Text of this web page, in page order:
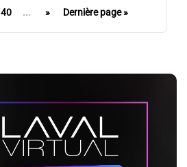
40 ... » Dernière page »